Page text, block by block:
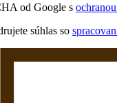
od Google s
súhlas so